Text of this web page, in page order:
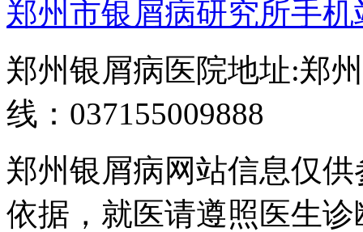
郑州市银屑病研究所手机
郑州银屑病医院地址:郑
线：037155009888
郑州银屑病网站信息仅
依据，就医请遵照医生诊